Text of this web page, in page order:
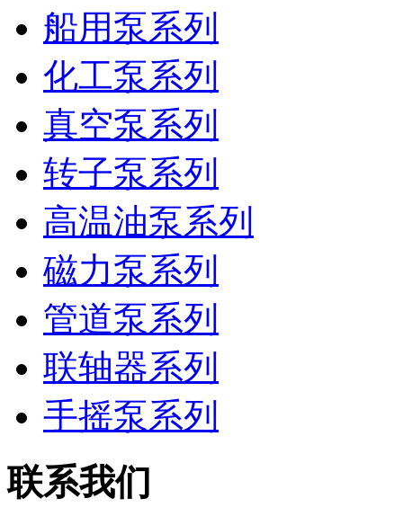
船用泵系列
化工泵系列
真空泵系列
转子泵系列
高温油泵系列
磁力泵系列
管道泵系列
联轴器系列
手摇泵系列
联系我们